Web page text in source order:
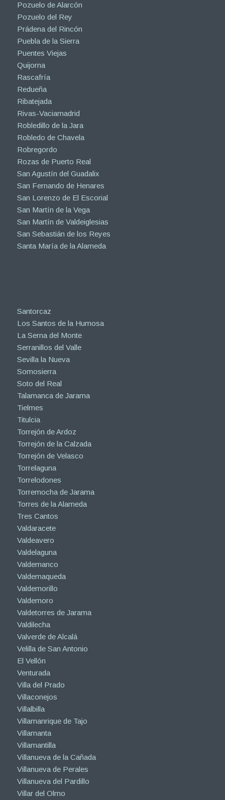
Pozuelo de Alarcón
Pozuelo del Rey
Prádena del Rincón
Puebla de la Sierra
Puentes Viejas
Quijorna
Rascafría
Redueña
Ribatejada
Rivas-Vaciamadrid
Robledillo de la Jara
Robledo de Chavela
Robregordo
Rozas de Puerto Real
San Agustín del Guadalix
San Fernando de Henares
San Lorenzo de El Escorial
San Martín de la Vega
San Martín de Valdeiglesias
San Sebastián de los Reyes
Santa María de la Alameda
Santorcaz
Los Santos de la Humosa
La Serna del Monte
Serranillos del Valle
Sevilla la Nueva
Somosierra
Soto del Real
Talamanca de Jarama
Tielmes
Titulcia
Torrejón de Ardoz
Torrejón de la Calzada
Torrejón de Velasco
Torrelaguna
Torrelodones
Torremocha de Jarama
Torres de la Alameda
Tres Cantos
Valdaracete
Valdeavero
Valdelaguna
Valdemanco
Valdemaqueda
Valdemorillo
Valdemoro
Valdetorres de Jarama
Valdilecha
Valverde de Alcalá
Velilla de San Antonio
El Vellón
Venturada
Villa del Prado
Villaconejos
Villalbilla
Villamanrique de Tajo
Villamanta
Villamantilla
Villanueva de la Cañada
Villanueva de Perales
Villanueva del Pardillo
Villar del Olmo